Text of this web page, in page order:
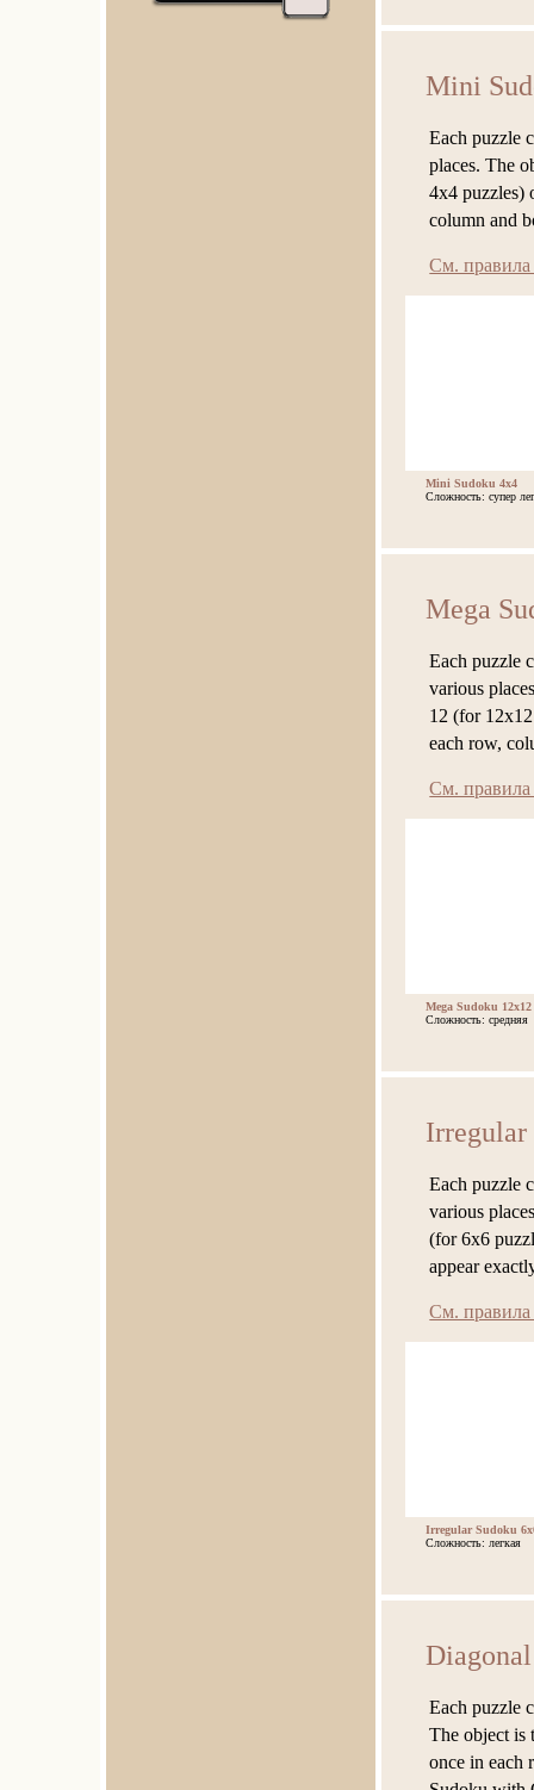
Mini
Each puzzle
places. The
4x4 puzzles)
column and
См. правила
Mini Sudoku 4x4
Сложность: супер
Mega
Each puzzle
various
12 (for
each row,
См. правила
Mega Sudoku 12x12
Сложность: средняя
Irregular
Each puzzle
various
(for 6x6
appear
См. правила
Irregular Sudoku
Сложность: легкая
Each puzzle
The object is
once in each